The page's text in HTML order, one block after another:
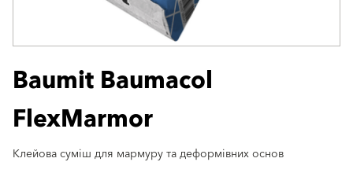
Baumit Baumacol
FlexMarmor
Клейова суміш для мармуру та деформівних основ